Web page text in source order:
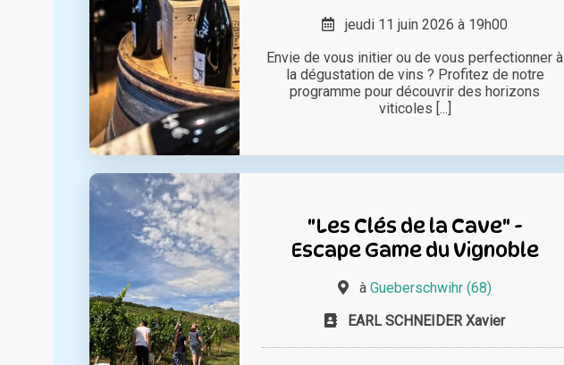
jeudi 11 juin 2026 à 19h00
Envie de vous initier ou de vous perfectionner à
la dégustation de vins ? Profitez de notre
programme pour découvrir des horizons
viticoles [...]
"Les Clés de la Cave" -
Escape Game du Vignoble
àGueberschwihr (68)
EARL SCHNEIDER Xavier